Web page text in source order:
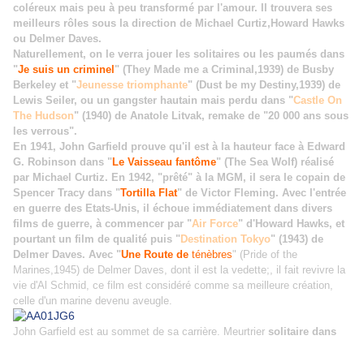
coléreux mais peu à peu transformé par l'amour. Il trouvera ses
meilleurs rôles sous la direction de Michael Curtiz,Howard Hawks
ou Delmer Daves.
Naturellement, on le verra jouer les solitaires ou les paumés dans
"Je suis un criminel " (They Made me a Criminal,1939) de Busby
Berkeley et "Jeunesse triomphante" (Dust be my Destiny,1939) de
Lewis Seiler, ou un gangster hautain mais perdu dans "Castle On
The Hudson" (1940) de Anatole Litvak, remake de "20 000 ans sous
les verrous".
En 1941, John Garfield prouve qu'il est à la hauteur face à Edward
G. Robinson dans " Le Vaisseau fantôme" (The Sea Wolf) réalisé
par Michael Curtiz. En 1942, "prêté" à la MGM, il sera le copain de
Spencer Tracy dans "Tortilla Flat" de Victor Fleming. Avec l'entrée
en guerre des Etats-Unis, il échoue immédiatement dans divers
films de guerre, à commencer par "Air Force" d'Howard Hawks, et
pourtant un film de qualité puis " Destination Tokyo" (1943) de
Delmer Daves. Avec "Une Route de ténèbres" (Pride of the
Marines,1945) de Delmer Daves, dont il est la vedette;, il fait revivre la
vie d'Al Schmid, ce film est considéré comme sa meilleure création,
celle d'un marine devenu aveugle.
John Garfield est au sommet de sa carrière. Meurtrier solitaire dans